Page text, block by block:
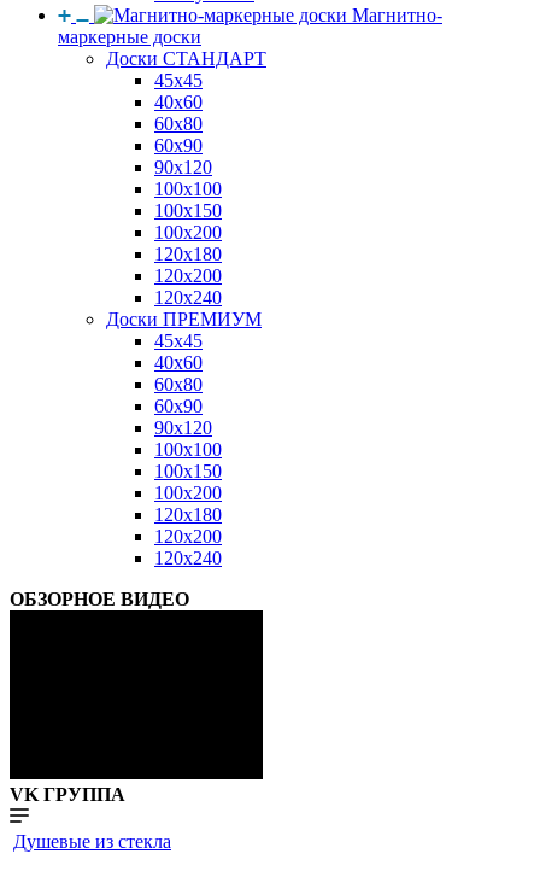
Магнитно-
маркерные доски
Доски СТАНДАРТ
45x45
40x60
60x80
60x90
90x120
100x100
100x150
100x200
120x180
120x200
120x240
Доски ПРЕМИУМ
45x45
40x60
60x80
60x90
90x120
100x100
100x150
100x200
120x180
120x200
120x240
ОБЗОРНОЕ ВИДЕО
VK ГРУППА
Душевые из стекла